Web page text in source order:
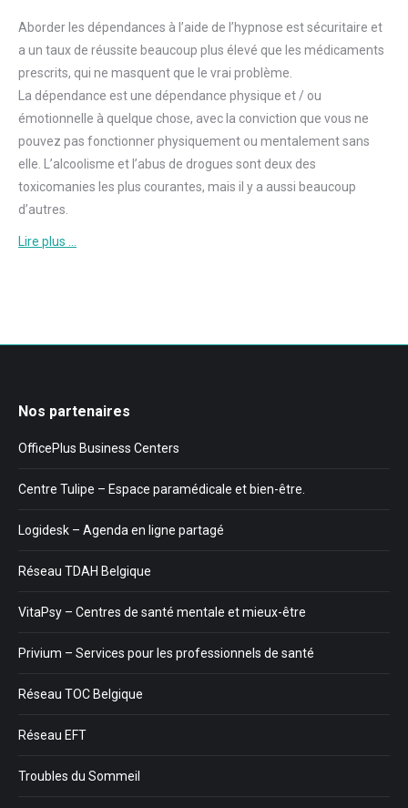
Aborder les dépendances à l’aide de l’hypnose est sécuritaire et
a un taux de réussite beaucoup plus élevé que les médicaments
prescrits, qui ne masquent que le vrai problème.
La dépendance est une dépendance physique et / ou
émotionnelle à quelque chose, avec la conviction que vous ne
pouvez pas fonctionner physiquement ou mentalement sans
elle. L’alcoolisme et l’abus de drogues sont deux des
toxicomanies les plus courantes, mais il y a aussi beaucoup
d’autres.
Lire plus …
Nos partenaires
OfficePlus Business Centers
Centre Tulipe – Espace paramédicale et bien-être.
Logidesk – Agenda en ligne partagé
Réseau TDAH Belgique
VitaPsy – Centres de santé mentale et mieux-être
Privium – Services pour les professionnels de santé
Réseau TOC Belgique
Réseau EFT
Troubles du Sommeil